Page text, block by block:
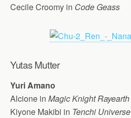
Cecile Croomy in Code Geass
Yutas Mutter
Yuri Amano
Alcione in Magic Knight Rayearth
Kiyone Makibi in Tenchi Universe